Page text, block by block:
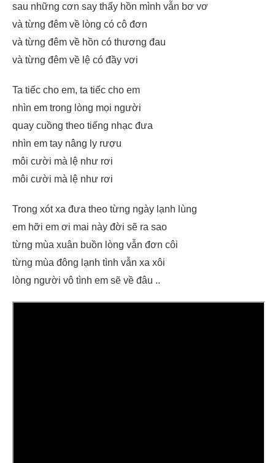
sau những cơn say thấy hồn mình vẫn bơ vơ
và từng đêm về lòng có cô đơn
và từng đêm về hồn có thương đau
và từng đêm về lệ có đầy vơi
Ta tiếc cho em, ta tiếc cho em
nhìn em trong lòng mọi người
quay cuồng theo tiếng nhạc đưa
nhìn em tay nâng ly rượu
môi cười mà lệ như rơi
môi cười mà lệ như rơi
Trong xót xa đưa theo từng ngày lạnh lùng
em hỡi em ơi mai này đời sẽ ra sao
từng mùa xuân buồn lòng vẫn đơn côi
từng mùa đông lạnh tình vẫn xa xôi
lòng người vô tình em sẽ về đâu ..